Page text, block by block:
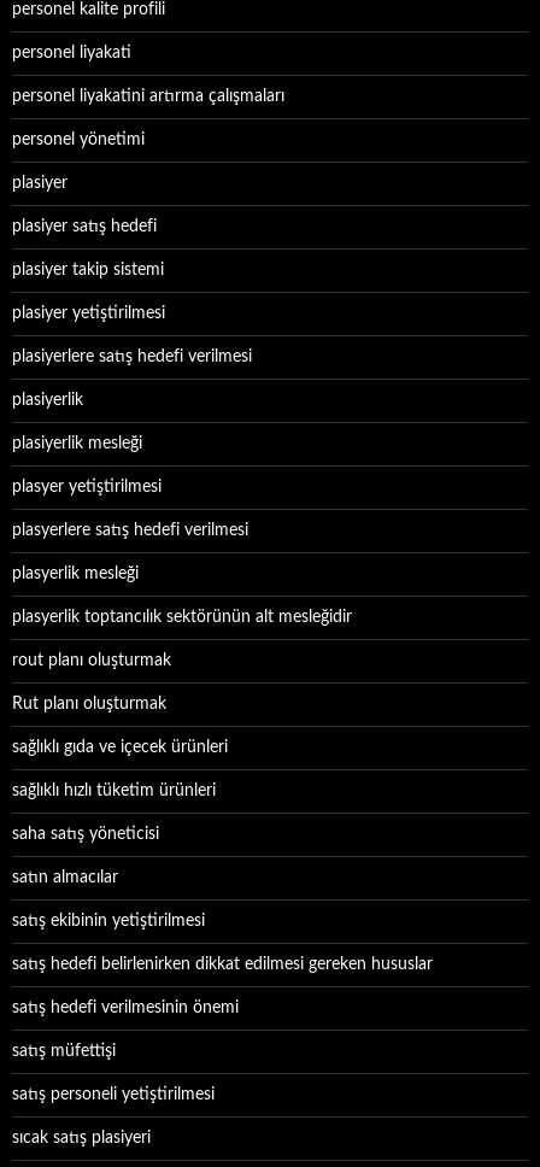
personel kalite profili
personel liyakati
personel liyakatini artırma çalışmaları
personel yönetimi
plasiyer
plasiyer satış hedefi
plasiyer takip sistemi
plasiyer yetiştirilmesi
plasiyerlere satış hedefi verilmesi
plasiyerlik
plasiyerlik mesleği
plasyer yetiştirilmesi
plasyerlere satış hedefi verilmesi
plasyerlik mesleği
plasyerlik toptancılık sektörünün alt mesleğidir
rout planı oluşturmak
Rut planı oluşturmak
sağlıklı gıda ve içecek ürünleri
sağlıklı hızlı tüketim ürünleri
saha satış yöneticisi
satın almacılar
satış ekibinin yetiştirilmesi
satış hedefi belirlenirken dikkat edilmesi gereken hususlar
satış hedefi verilmesinin önemi
satış müfettişi
satış personeli yetiştirilmesi
sıcak satış plasiyeri